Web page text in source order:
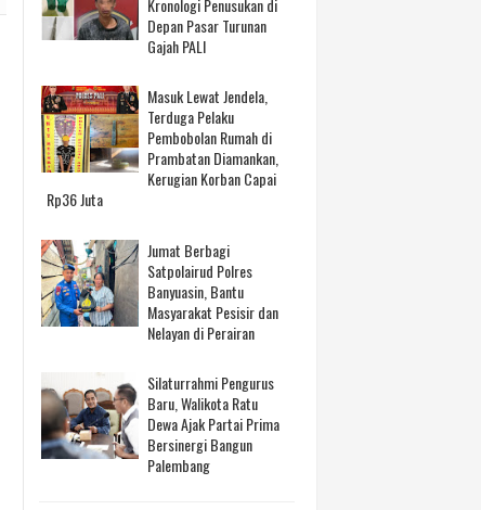
Kronologi Penusukan di
Depan Pasar Turunan
Gajah PALI
Masuk Lewat Jendela,
Terduga Pelaku
Pembobolan Rumah di
Prambatan Diamankan,
Kerugian Korban Capai
Rp36 Juta
Jumat Berbagi
Satpolairud Polres
Banyuasin, Bantu
Masyarakat Pesisir dan
Nelayan di Perairan
Silaturrahmi Pengurus
Baru, Walikota Ratu
Dewa Ajak Partai Prima
Bersinergi Bangun
Palembang